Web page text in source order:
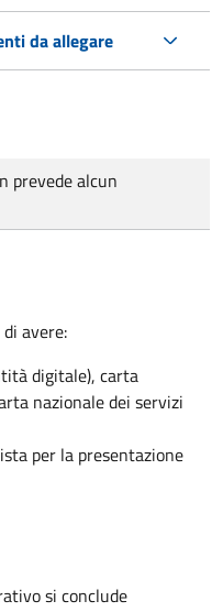
da allegare
prevede alcun
avere:
digitale), carta
nazionale dei servizi
per la presentazione
si conclude